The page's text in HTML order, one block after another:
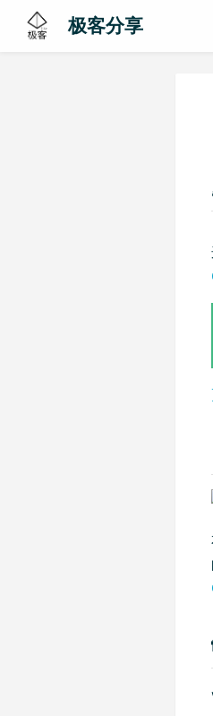
极客分享